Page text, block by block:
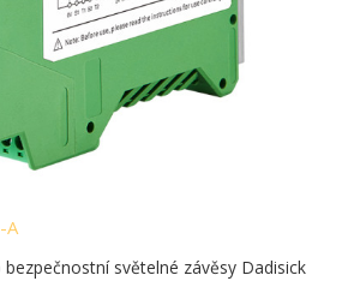
A
světelné závěsy Dadisick